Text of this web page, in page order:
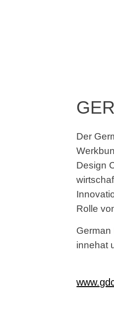
Der
Design
Rolle
German
innehat